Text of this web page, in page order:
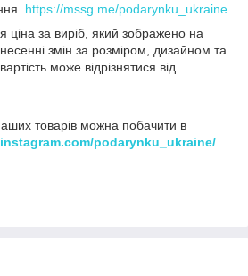
https://mssg.me/podarynku_ukraine
ціна за виріб, який зображено на
змін за розміром, дизайном та
може відрізнятися від
товарів можна побачити в
podarynku_ukraine/